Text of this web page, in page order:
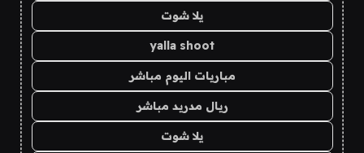
يلا شوت
yalla shoot
مباريات اليوم مباشر
ريال مدريد مباشر
يلا شوت